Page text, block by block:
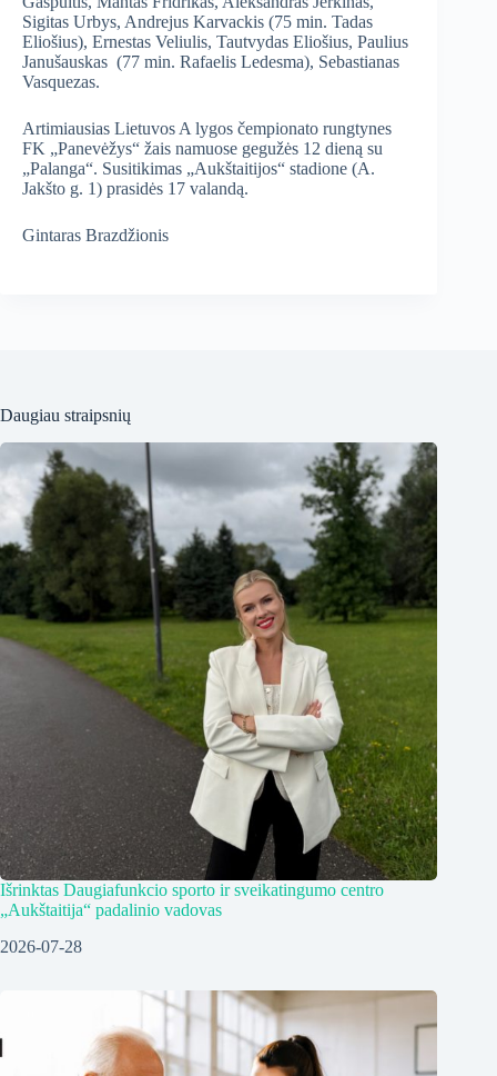
Sigitas Urbys, Andrejus Karvackis (75 min. Tadas
Eliošius), Ernestas Veliulis, Tautvydas Eliošius, Paulius
Janušauskas (77 min. Rafaelis Ledesma), Sebastianas
Vasquezas.
Artimiausias Lietuvos A lygos čempionato rungtynes
FK „Panevėžys“ žais namuose gegužės 12 dieną su
„Palanga“. Susitikimas „Aukštaitijos“ stadione (A.
Jakšto g. 1) prasidės 17 valandą.
Gintaras Brazdžionis
Daugiau straipsnių
Išrinktas Daugiafunkcio sporto ir sveikatingumo centro
„Aukštaitija“ padalinio vadovas
2026-07-28